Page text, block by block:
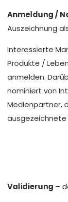
Anmeldung /
Auszeichnung als
Interessierte
Produkte /
anmelden.
nominiert von
Medienpartner,
ausgezeichnete
Validierung –